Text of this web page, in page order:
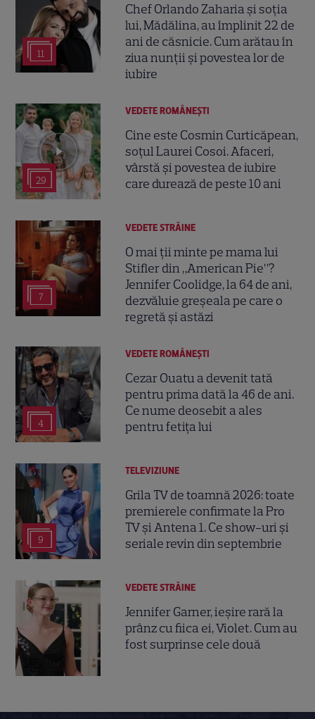
11
Chef Orlando Zaharia și soția
lui, Mădălina, au împlinit 22 de
ani de căsnicie. Cum arătau în
ziua nunții și povestea lor de
iubire
29
VEDETE ROMÂNEŞTI
Cine este Cosmin Curticăpean,
soțul Laurei Cosoi. Afaceri,
vârstă și povestea de iubire
care durează de peste 10 ani
7
VEDETE STRĂINE
O mai ții minte pe mama lui
Stifler din „American Pie”?
Jennifer Coolidge, la 64 de ani,
dezvăluie greșeala pe care o
regretă și astăzi
4
VEDETE ROMÂNEŞTI
Cezar Ouatu a devenit tată
pentru prima dată la 46 de ani.
Ce nume deosebit a ales
pentru fetița lui
9
TELEVIZIUNE
Grila TV de toamnă 2026: toate
premierele confirmate la Pro
TV și Antena 1. Ce show-uri și
seriale revin din septembrie
VEDETE STRĂINE
Jennifer Garner, ieșire rară la
prânz cu fiica ei, Violet. Cum au
fost surprinse cele două